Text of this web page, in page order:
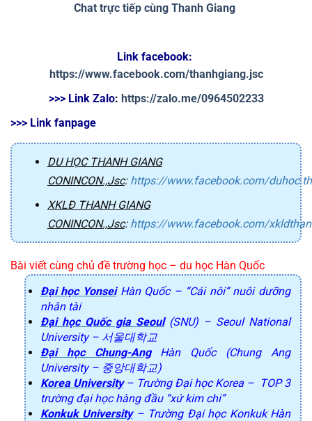
Chat trực tiếp cùng Thanh Giang
https://www.facebook.com/thanhgiang.jsc
>>> Link Zalo: https://zalo.me/0964502233
>>> Link fanpage
DU HỌC THANH GIANG
CONINCON.,Jsc: https://www.facebook.com/
XKLĐ THANH GIANG
CONINCON.,Jsc: https://www.facebook.com/
Bài viết cùng chủ đề trường học – du học Hàn Quốc
Đại học YonseiHàn Quốc – “Cái nôi” nuôi dưỡng
nhân tài
Đại học Quốc gia Seoul(SNU) – Seoul National
University – 서울대학교
Đại học Chung-AngHàn Quốc (Chung Ang
University – 중앙대학교)
Korea University– Trường Đại học Korea – TOP 3
trường đại học hàng đầu “xứ kim chi”
Konkuk University– Trường Đại học Konkuk Hàn